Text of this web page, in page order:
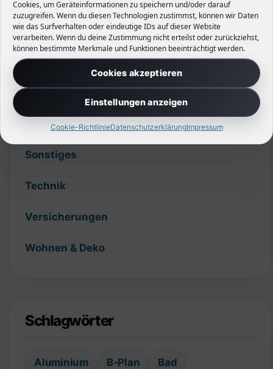
Cookies, um Geräteinformationen zu speichern und/oder darauf
zuzugreifen. Wenn du diesen Technologien zustimmst, können wir Daten
wie das Surfverhalten oder eindeutige IDs auf dieser Website
verarbeiten. Wenn du deine Zustimmung nicht erteilst oder zurückziehst,
können bestimmte Merkmale und Funktionen beeinträchtigt werden.
Cookies akzeptieren
Einstellungen anzeigen
Cookie-RichtlinieDatenschutzerklärungImpressum
Grundstück
Hecken
Planung
Slider
Sonstiges
Technik
Versicherungen
Wohnen & Deko
Schlagwörter
Aluminium B-Plan
Bad